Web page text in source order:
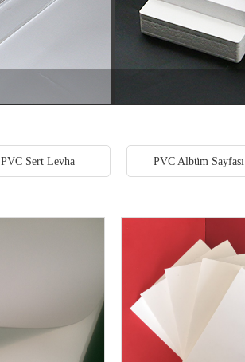
PVC Sert Levha PVC Albüm Sayfası